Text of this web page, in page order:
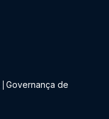
Governança de